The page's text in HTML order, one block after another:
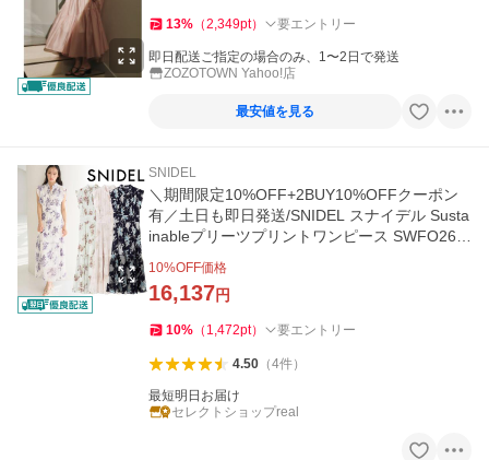
13% （2,349pt） 要エントリー
即日配送ご指定の場合のみ、1〜2日で発送
ZOZOTOWN Yahoo!店
最安値を見る
SNIDEL
＼期間限定10%OFF+2BUY10%OFFクーポン
有／土日も即日発送/SNIDEL スナイデル Susta
inableプリーツプリントワンピース SWFO261
10%OFF価格
16,137円
10% （ 1,472pt） 要エントリー
4.50（4件）
最短明日お届け
セレクトショップreal